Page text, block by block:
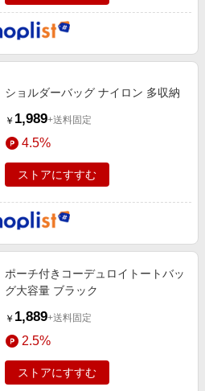
ショルダーバッグ ナイロン 多収納
￥ 1,989+送料固定
4.5%
ストアにすすむ
ポーチ付きコーデュロイトートバッ
グ大容量 ブラック
￥ 1,889+送料固定
2.5%
ストアにすすむ